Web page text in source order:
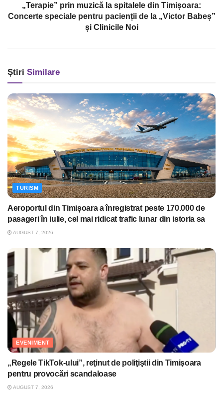
„Terapie” prin muzică la spitalele din Timișoara:
Concerte speciale pentru pacienții de la „Victor Babeș”
și Clinicile Noi
Știri Similare
TURISM
Aeroportul din Timișoara a înregistrat peste 170.000 de
pasageri în iulie, cel mai ridicat trafic lunar din istoria sa
AUGUST 7, 2026
EVENIMENT
„Regele TikTok-ului”, reţinut de poliţiştii din Timişoara
pentru provocări scandaloase
AUGUST 7, 2026